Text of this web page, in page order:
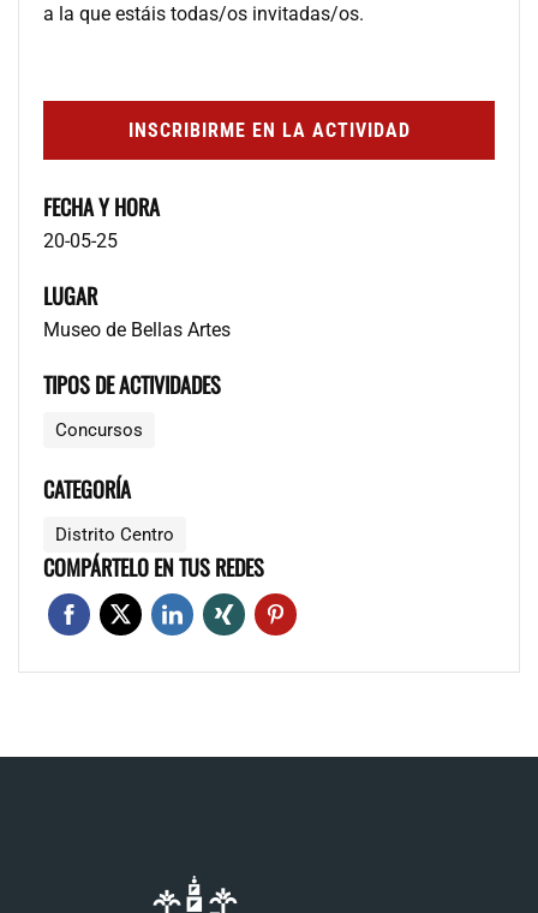
a la que estáis todas/os invitadas/os.
INSCRIBIRME EN LA ACTIVIDAD
FECHA Y HORA
20-05-25
LUGAR
Museo de Bellas Artes
TIPOS DE ACTIVIDADES
Concursos
CATEGORÍA
Distrito Centro
COMPÁRTELO EN TUS REDES